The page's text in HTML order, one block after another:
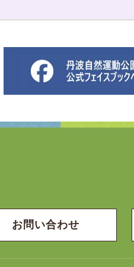
お問い合わせ